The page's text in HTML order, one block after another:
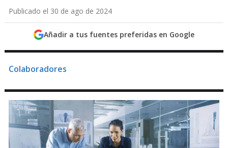
Publicado el 30 de ago de 2024
Añadir a tus fuentes preferidas en Google
Colaboradores